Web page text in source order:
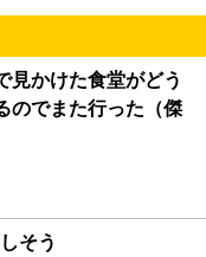
見かけた食堂がどう
のでまた行った（傑
そう